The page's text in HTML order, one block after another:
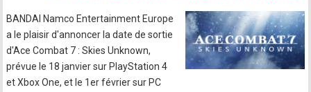
BANDAI Namco Entertainment Europe
a le plaisir d'annoncer la date de sortie
d'Ace Combat 7 : Skies Unknown,
prévue le 18 janvier sur PlayStation 4
et Xbox One, et le 1er février sur PC